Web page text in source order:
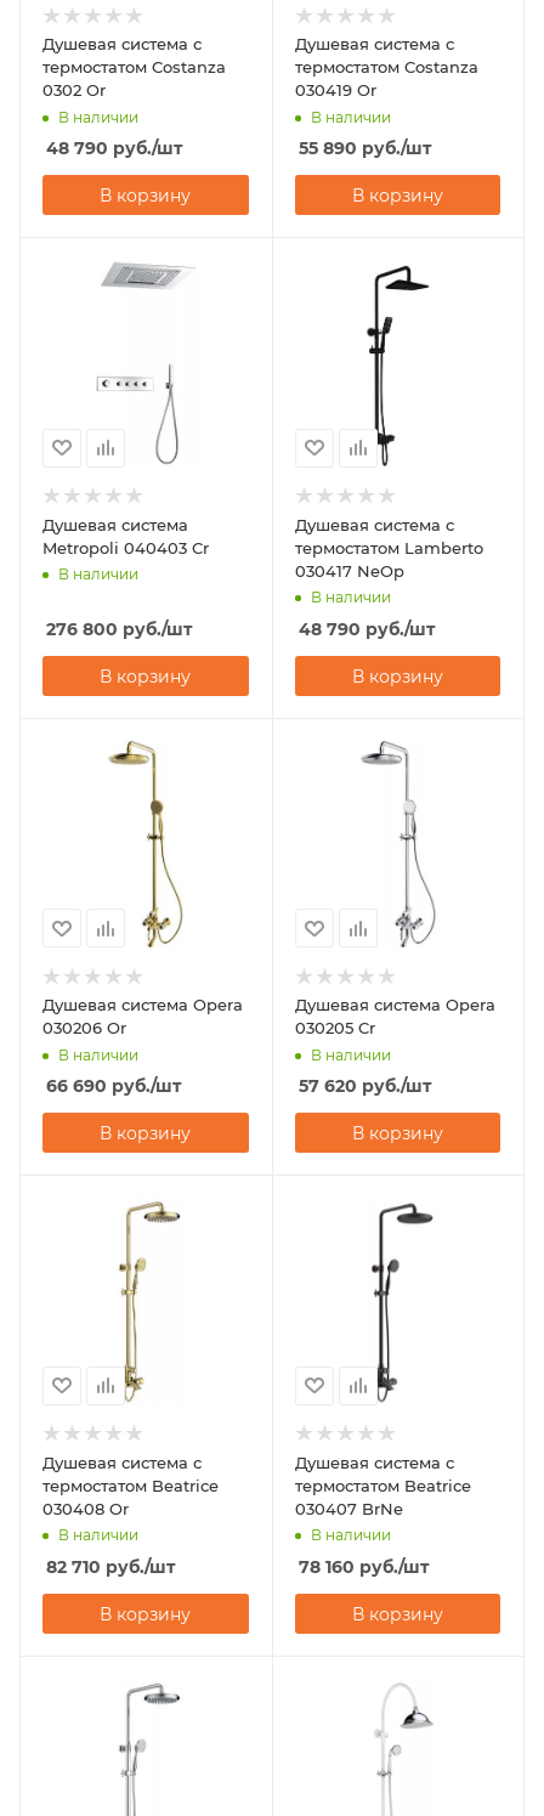
Душевая система с
термостатом Costanza
0302 Or
В наличии
48 790 руб./шт
В корзину
Душевая система с
термостатом Costanza
030419 Or
В наличии
55 890 руб./шт
В корзину
Душевая система
Metropoli 040403 Cr
В наличии
276 800 руб./шт
В корзину
Душевая система с
термостатом Lamberto
030417 NeOp
В наличии
48 790 руб./шт
В корзину
Душевая система Opera
030206 Or
В наличии
66 690 руб./шт
В корзину
Душевая система Opera
030205 Cr
В наличии
57 620 руб./шт
В корзину
Душевая система с
термостатом Beatrice
030408 Or
В наличии
82 710 руб./шт
В корзину
Душевая система с
термостатом Beatrice
030407 BrNe
В наличии
78 160 руб./шт
В корзину